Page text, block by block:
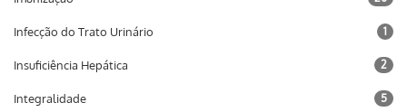
Infecção do Trato Urinário 1
Insuficiência Hepática 2
Integralidade 5